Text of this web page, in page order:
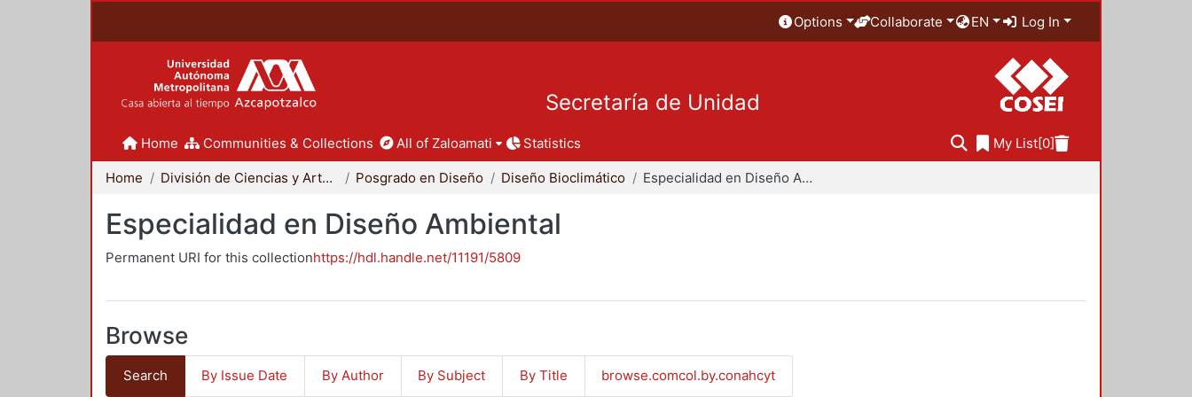
Options Collaborate EN Log In
Secretaría de Unidad
Home Communities & Collections All of Zaloamati Statistics My List[0]
Home División de Ciencias y Artes para el Diseño Posgrado en Diseño Diseño Bioclimático Especialidad en Diseño Ambiental
Especialidad en Diseño Ambiental
Permanent URI for this collectionhttps://hdl.handle.net/11191/5809
Browse
Search By Issue Date By Author By Subject By Title browse.comcol.by.conahcyt